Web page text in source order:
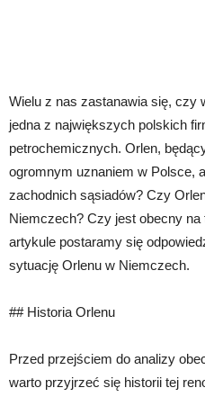
Wielu z nas zastanawia się, czy
jedna z największych polskich
petrochemicznych. Orlen,
ogromnym uznaniem w Polsce,
zachodnich sąsiadów? Czy
Niemczech? Czy jest obecny
artykule postaramy się
sytuację Orlenu w Niemczech.
## Historia Orlenu
Przed przejściem do analizy
warto przyjrzeć się historii tej